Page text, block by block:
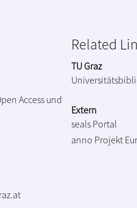
Access und
Related
TU Graz
Extern
seals Portal
anno Projekt